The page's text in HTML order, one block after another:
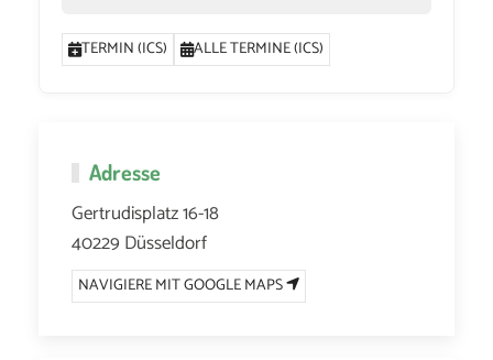
TERMIN (ICS) ALLE TERMINE (ICS)
Adresse
Gertrudisplatz 16-18
40229 Düsseldorf
NAVIGIERE MIT GOOGLE MAPS